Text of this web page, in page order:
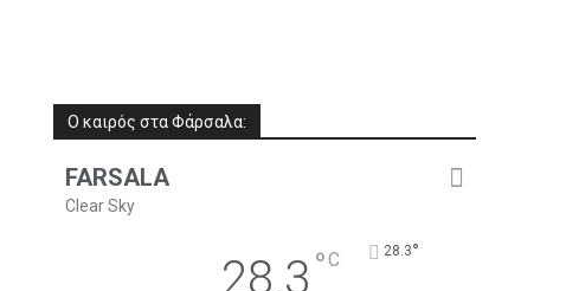
Ο καιρός στα Φάρσαλα:
FARSALA
Clear Sky
28.3 °C 28.3°